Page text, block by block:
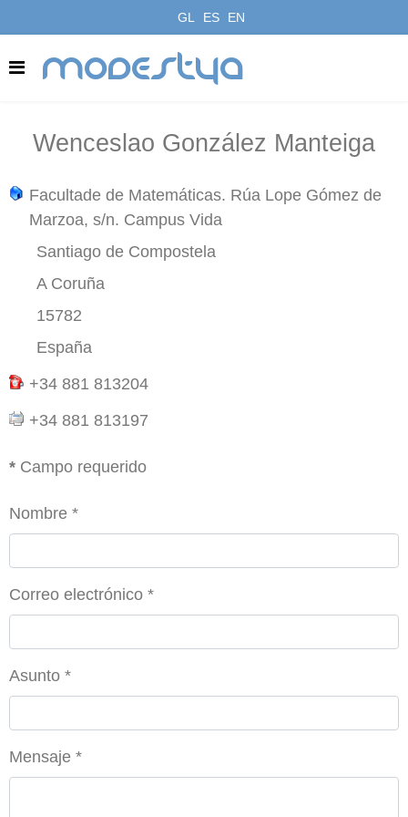
GL ES EN
modestya
Wenceslao González Manteiga
Facultade de Matemáticas. Rúa Lope Gómez de
Marzoa, s/n. Campus Vida
Santiago de Compostela
A Coruña
15782
España
+34 881 813204
+34 881 813197
* Campo requerido
Nombre *
Correo electrónico *
Asunto *
Mensaje *